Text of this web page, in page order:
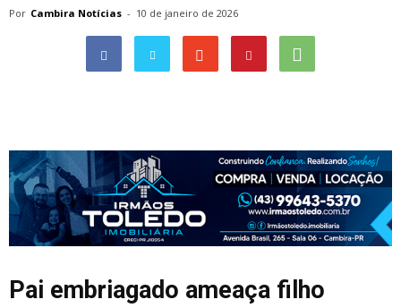
Por Cambira Notícias - 10 de janeiro de 2026
Pai embriagado ameaça filho